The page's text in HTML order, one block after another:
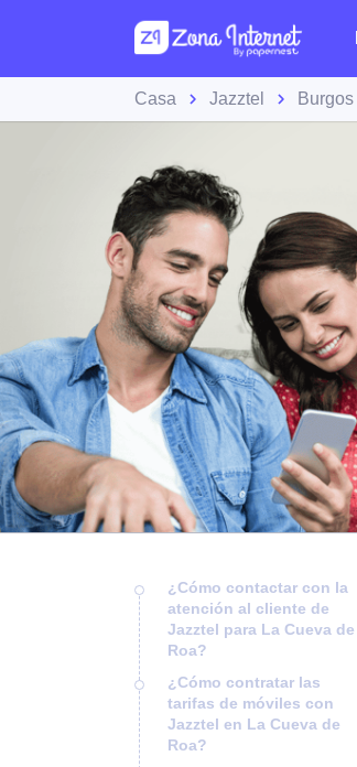
Casa Jazztel Burgos
¿Cómo contactar con la
atención al cliente de
Jazztel para La Cueva de
Roa?
¿Cómo contratar las
tarifas de móviles con
Jazztel en La Cueva de
Roa?